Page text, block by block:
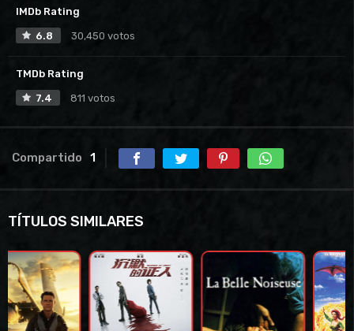
IMDb Rating
6.8 30,450 votos
TMDb Rating
7.4 811 votos
Compartido 1
TÍTULOS SIMILARES